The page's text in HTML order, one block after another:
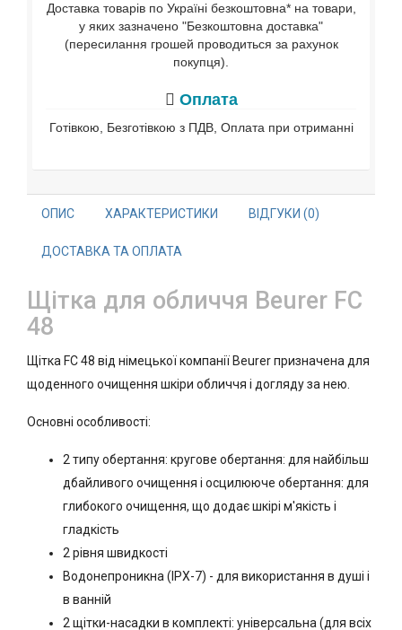
Доставка товарів по Україні безкоштовна* на товари,
у яких зазначено "Безкоштовна доставка"
(пересилання грошей проводиться за рахунок
покупця).
Оплата
Готівкою, Безготівкою з ПДВ, Оплата при отриманні
ОПИС ХАРАКТЕРИСТИКИ ВІДГУКИ (0)
ДОСТАВКА ТА ОПЛАТА
Щітка для обличчя Beurer FC
48
Щітка FC 48 від німецької компанії Beurer призначена для
щоденного очищення шкіри обличчя і догляду за нею.
Основні особливості:
2 типу обертання: кругове обертання: для найбільш
дбайливого очищення і осцилююче обертання: для
глибокого очищення, що додає шкірі м'якість і
гладкість
2 рівня швидкості
Водонепроникна (IPX-7) - для використання в душі і
в ванній
2 щітки-насадки в комплекті: універсальна (для всіх